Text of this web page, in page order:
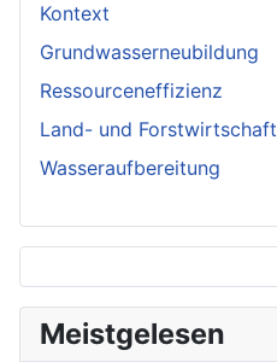
Kontext
Grundwasserneubildung
Ressourceneffizienz
Land- und Forstwirtschaft
Wasseraufbereitung
Meistgelesen